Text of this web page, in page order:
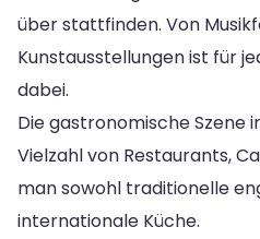
über stattfinden. Von
Kunstausstellungen ist für
dabei.
Die gastronomische Szene
Vielzahl von Restaurants,
man sowohl traditionelle
internationale Küche.